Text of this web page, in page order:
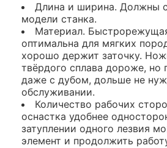
Длина и ширина. Должны
модели станка.
Материал.
оптимальна для мягких
хорошо держит заточку.
твёрдого сплава дороже, но
даже с дубом, дольше не
обслуживании.
Количество рабочих
оснастка удобнее
затуплении одного лезвия
элемент и продолжить